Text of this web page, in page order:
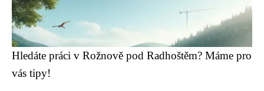
Hledáte práci v Rožnově pod Radhoštěm? Máme pro
vás tipy!